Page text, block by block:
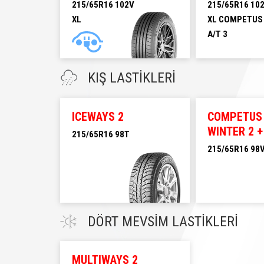
215/65R16 102V
XL
215/65R16
XL COMPETUS
A/T 3
KIŞ LASTİKLERİ
ICEWAYS 2
215/65R16 98T
COMPETUS
WINTER 2 +
215/65R16
DÖRT MEVSİM LASTİKLERİ
MULTIWAYS 2